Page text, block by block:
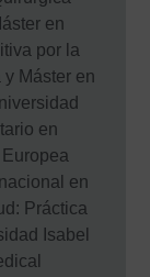
en
por la
Máster en
en
en
Práctica
Isabel